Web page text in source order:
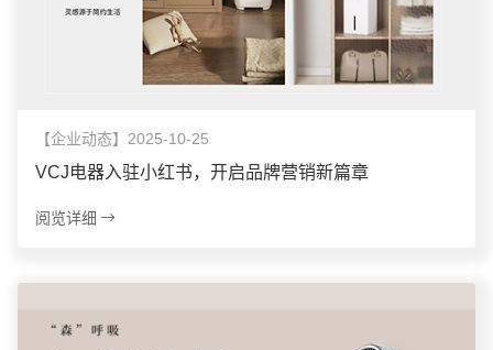
【企业动态】2025-10-25
VCJ电器入驻小红书，开启品牌营销新篇章
阅览详细